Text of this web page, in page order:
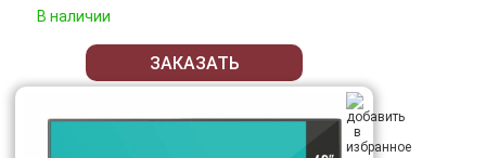
В наличии
ЗАКАЗАТЬ